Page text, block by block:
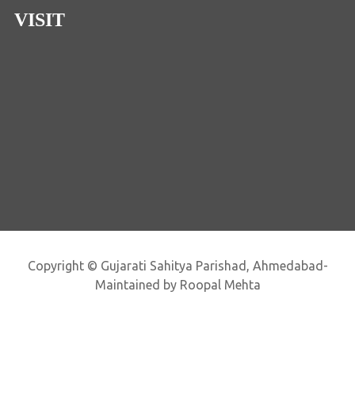
VISIT
Copyright © Gujarati Sahitya Parishad, Ahmedabad-
Maintained by Roopal Mehta